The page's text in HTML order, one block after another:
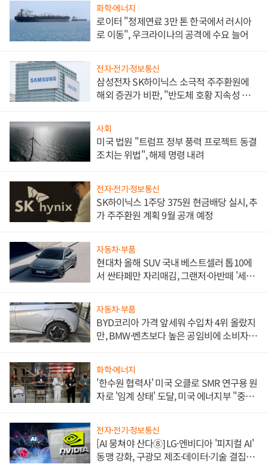
화학·에너지
로이터 "정제연료 3만 톤 한국에서 러시아
로 이동", 우크라이나의 공격에 수요 늘어
전자·전기·정보통신
삼성전자 SK하이닉스 소극적 주주환원에
해외 증권가 비판, "반도체 호황 지속성 의
사회
미국 법원 "트럼프 정부 풍력 프로젝트 동결
조치는 위법", 해제 명령 내려
전자·전기·정보통신
SK하이닉스 1주당 375원 현금배당 실시, 추
가 주주환원 계획 9월 공개 예정
자동차·부품
현대차 올해 SUV 국내 베스트셀러 톱10에
서 싼타페만 자리매김, 그랜저·아반떼 '세단
자동차·부품
BYD코리아 가격 앞세워 수입차 4위 올랐지
만, BMW·벤츠보다 높은 공임비에 소비자
화학·에너지
'한수원 협력사' 미국 오클로 SMR 연구용 원
자로 '임계 상태' 도달, 미국 에너지부 "중요
전자·전기·정보통신
[AI 뭉쳐야 산다⑧] LG·엔비디아 '피지컬 AI'
동맹 강화, 구광모 제조·데이터·기술 결집